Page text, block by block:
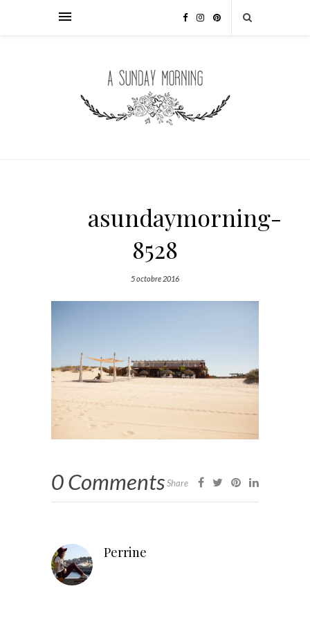
asundaymorning-
8528
5 octobre 2016
0 CommentsShare
Perrine